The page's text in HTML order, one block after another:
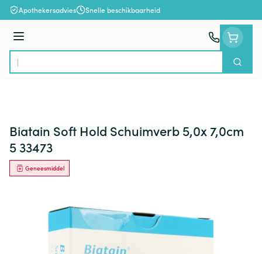
Ga naar de inhoud
Apothekersadvies Snelle beschikbaarheid
Menu
Product, merk, categorie...
Zoek
Biatain Soft Hold Schuimverb 5,0x 7,0cm
5 33473
Geneesmiddel